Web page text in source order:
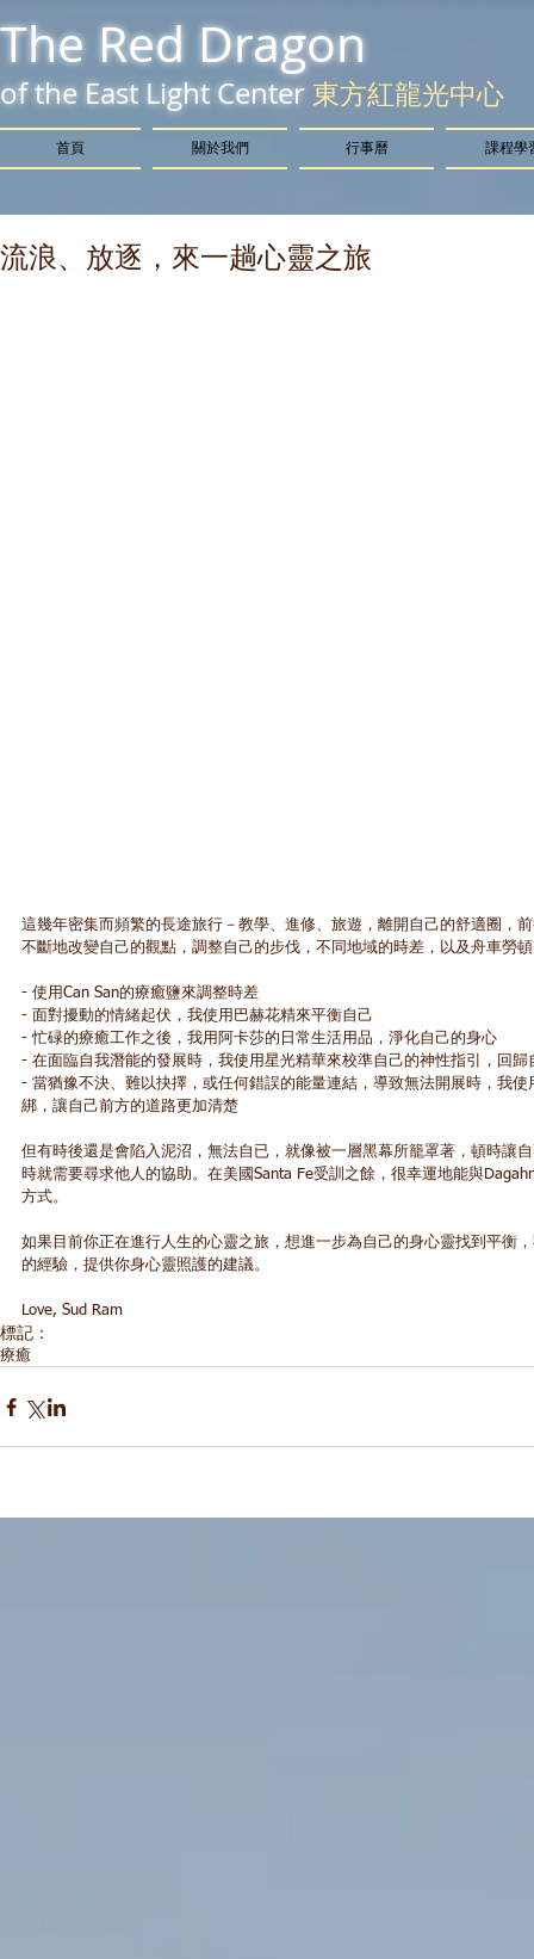
The Red Dragon
of the East Light Center 東方紅龍光中心
首頁 關於我們 行事曆 課程學
流浪、放逐，來一趟心靈之旅
這幾年密集而頻繁的長途旅行－教學、進修、旅遊，離開自己的舒適圈，
不斷地改變自己的觀點，調整自己的步伐，不同地域的時差，以及舟車勞
- 使用Can San的療癒鹽來調整時差
- 面對擾動的情緒起伏，我使用巴赫花精來平衡自己
- 忙碌的療癒工作之後，我用阿卡莎的日常生活用品，淨化自己的身心
- 在面臨自我潛能的發展時，我使用星光精華來校準自己的神性指引，回
- 當猶豫不決、難以抉擇，或任何錯誤的能量連結，導致無法開展時，我
綁，讓自己前方的道路更加清楚
但有時後還是會陷入泥沼，無法自已，就像被一層黑幕所籠罩著，頓時讓
時就需要尋求他人的協助。在美國Santa Fe受訓之餘，很幸運地能與
方式。
如果目前你正在進行人生的心靈之旅，想進一步為自己的身心靈找到平衡
的經驗，提供你身心靈照護的建議。
Love, Sud Ram
標記：
療癒